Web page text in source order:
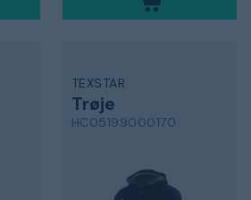
TEXSTAR
Trøje
HC05199000170